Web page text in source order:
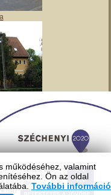
működéséhez, valamint
Ön az oldal
További információ